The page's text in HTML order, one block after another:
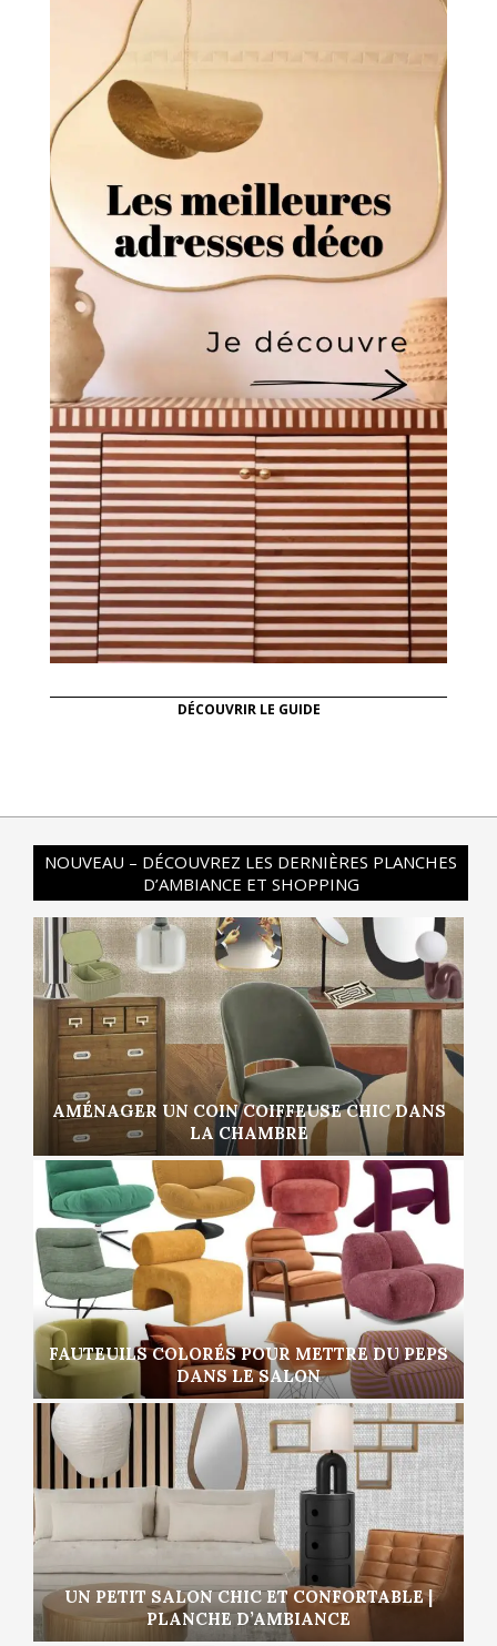
DÉCOUVRIR LE GUIDE
NOUVEAU – DÉCOUVREZ LES DERNIÈRES PLANCHES
D’AMBIANCE ET SHOPPING
AMÉNAGER UN COIN COIFFEUSE CHIC DANS
LA CHAMBRE
FAUTEUILS COLORÉS POUR METTRE DU PEPS
DANS LE SALON
UN PETIT SALON CHIC ET CONFORTABLE |
PLANCHE D’AMBIANCE